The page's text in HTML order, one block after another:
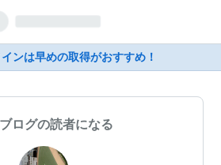
ンは早めの取得がおすすめ！
ログの読者になる